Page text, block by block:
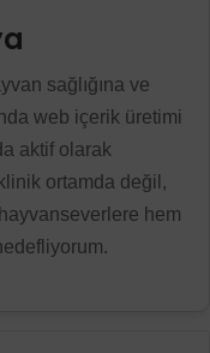
sağlığına ve
web içerik üretimi
aktif olarak
klinik ortamda değil,
hem